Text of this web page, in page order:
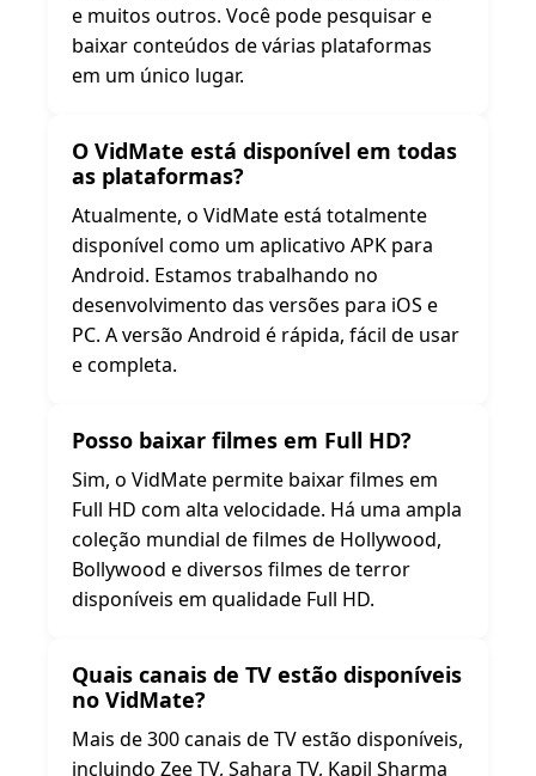
e muitos outros. Você pode pesquisar e
baixar conteúdos de várias plataformas
em um único lugar.
O VidMate está disponível em todas
as plataformas?
Atualmente, o VidMate está totalmente
disponível como um aplicativo APK para
Android. Estamos trabalhando no
desenvolvimento das versões para iOS e
PC. A versão Android é rápida, fácil de usar
e completa.
Posso baixar filmes em Full HD?
Sim, o VidMate permite baixar filmes em
Full HD com alta velocidade. Há uma ampla
coleção mundial de filmes de Hollywood,
Bollywood e diversos filmes de terror
disponíveis em qualidade Full HD.
Quais canais de TV estão disponíveis
no VidMate?
Mais de 300 canais de TV estão disponíveis,
incluindo Zee TV, Sahara TV, Kapil Sharma